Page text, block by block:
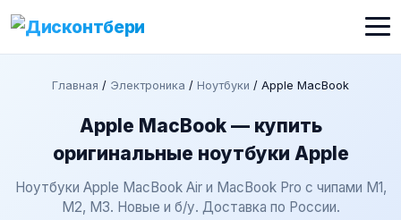
Главная / Электроника / Ноутбуки / Apple MacBook
Apple MacBook — купить
оригинальные ноутбуки Apple
Ноутбуки Apple MacBook Air и MacBook Pro с чипами M1,
M2, M3. Новые и б/у. Доставка по России.